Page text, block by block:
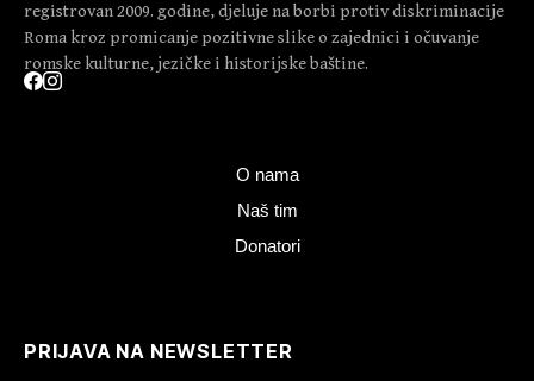
registrovan 2009. godine, djeluje na borbi protiv diskriminacije
Roma kroz promicanje pozitivne slike o zajednici i očuvanje
romske kulturne, jezičke i historijske baštine.
O nama
Naš tim
Donatori
PRIJAVA NA NEWSLETTER